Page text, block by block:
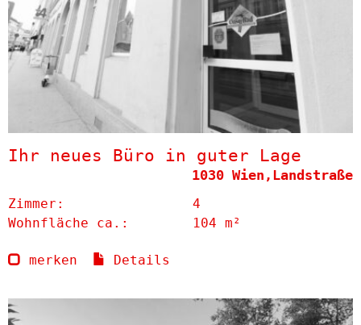
Ihr neues Büro in guter Lage
1030 Wien,Landstraße
Zimmer:
4
Wohnfläche ca.:
104 m²
merken Details